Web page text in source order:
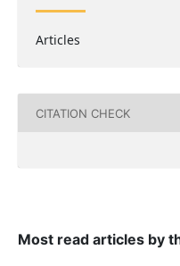
Articles
CITATION CHECK
Most read articles by